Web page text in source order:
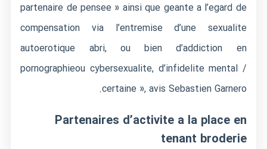
partenaire de pensee » ainsi que geante a l’egard de
compensation via l’entremise d’une sexualite
autoerotique abri, ou bien d’addiction en
pornographieou cybersexualite, d’infidelite mental /
certaine », avis Sebastien Garnero.
Partenaires d’activite a la place en
tenant broderie